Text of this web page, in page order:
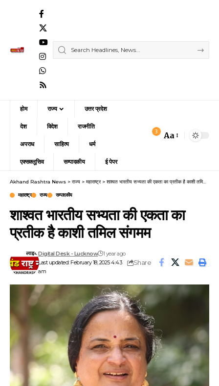
होम राज्य उत्तर प्रदेश
देश विदेश राजनीति
अपराध साहित्य धर्म
एक्सक्लूसिव सम्पादकीय ई पेपर
3
Font
Aa
Akhand Rashtra News > राज्य > महाराष्ट्र> शाश्वत भारतीय सभ्यता की एकता का प्रतीक है काशी तमिल संगमम
महाराष्ट्र राज्य सम्पादकीय
शाश्वत भारतीय सभ्यता की एकता का
प्रतीक है काशी तमिल संगमम
Last updated: February 18, 2025 4:43
am
Digital Desk - Lucknow 1 year ago
Share